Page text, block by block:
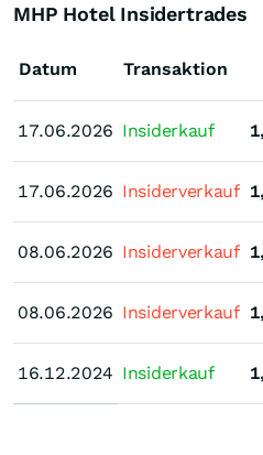
MHP Hotel Insidertrades
Datum
17.06.2026
17.06.2026
08.06.2026
08.06.2026
16.12.2024
Transaktion
17.06.2026 Insiderkauf
17.06.2026 Insiderverkauf
08.06.2026 Insiderverkauf
08.06.2026 Insiderverkauf
16.12.2024 Insiderkauf